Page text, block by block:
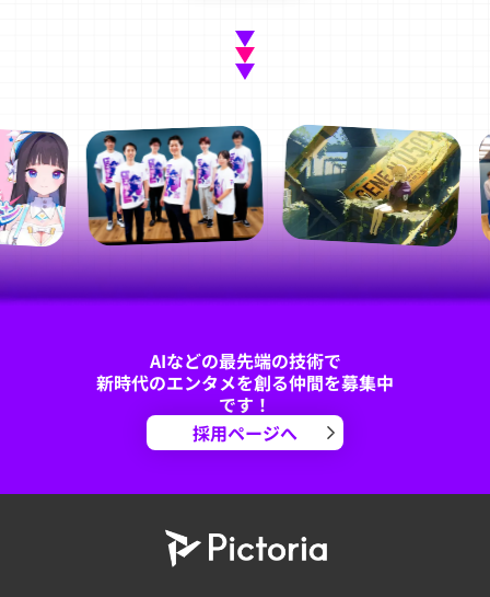
AIなどの最先端の技術で
新時代のエンタメを創る仲間を募集中
です！
採用ページへ